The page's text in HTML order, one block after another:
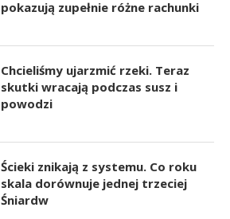
pokazują zupełnie różne rachunki
Chcieliśmy ujarzmić rzeki. Teraz
skutki wracają podczas susz i
powodzi
Ścieki znikają z systemu. Co roku
skala dorównuje jednej trzeciej
Śniardw